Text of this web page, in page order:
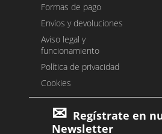
Formas de pago
Envíos y devoluciones
Aviso legal y
funcionamiento
Política de privacidad
Cookies
Regístrate en
Newsletter